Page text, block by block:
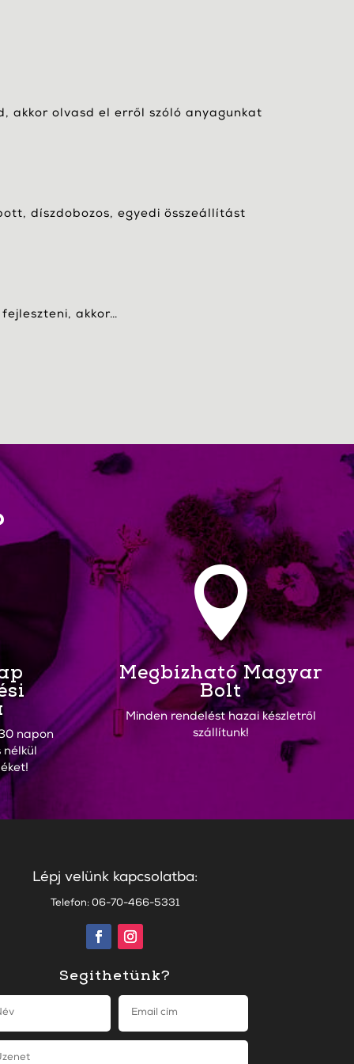
akkor olvasd el erről szóló anyagunkat
díszdobozos, egyedi összeállítást
akkor…
napon

Megbízható Magyar
Bolt
Minden rendelést hazai készletről
szállítunk!
Lépj velünk kapcsolatba:
Telefon: 06-70-466-5331
Segíthetünk?